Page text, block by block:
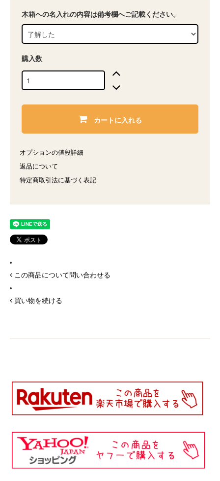
木箱への名入れの内容は備考欄へご記載ください。
購入数
カートに入れる
オプションの値段詳細
返品について
特定商取引法に基づく表記
この商品について問い合わせる
買い物を続ける